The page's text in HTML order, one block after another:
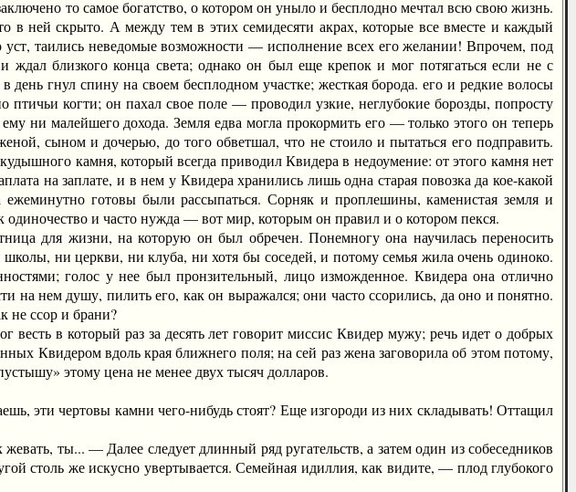
то самое богатство, о котором он уныло и бесплодно мечтал всю свою жизнь.
в ней скрыто. А между тем в этих семидесяти акрах, которые все вместе и каждый
уст, таились неведомые возможности — исполнение всех его желании! Впрочем, под
ждал близкого конца света; однако он был еще крепок и мог потягаться если не с
гнул спину на своем бесплодном участке; жесткая борода. его и редкие волосы
птичьи когти; он пахал свое поле — проводил узкие, неглубокие борозды, попросту
ни малейшего дохода. Земля едва могла прокормить его — только этого он теперь
сыном и дочерью, до того обветшал, что не стоило и пытаться его подправить.
камня, который всегда приводил Квидера в недоумение: от этого камня нет
на заплате, и в нем у Квидера хранились лишь одна старая повозка да кое-какой
готовы были рассыпаться. Сорняк и проплешины, каменистая земля и
одиночество и часто нужда — вот мир, которым он правил и о котором пекся.
для жизни, на которую он был обречен. Понемногу она научилась переносить
ни церкви, ни клуба, ни хотя бы соседей, и потому семья жила очень одиноко.
голос у нее был пронзительный, лицо изможденное. Квидера она отлично
нем душу, пилить его, как он выражался; они часто ссорились, да оно и понятно.
не ссор и брани?
в который раз за десять лет говорит миссис Квидер мужу; речь идет о добрых
Квидером вдоль края ближнего поля; на сей раз жена заговорила об этом потому,
этому цена не менее двух тысяч долларов.
эти чертовы камни чего-нибудь стоят? Еще изгороди из них складывать! Оттащил
ты... — Далее следует длинный ряд ругательств, а затем один из собеседников
столь же искусно увертывается. Семейная идиллия, как видите, — плод глубокого